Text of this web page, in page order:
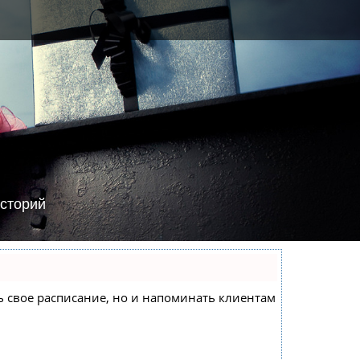
свое расписание, но и напоминать клиентам